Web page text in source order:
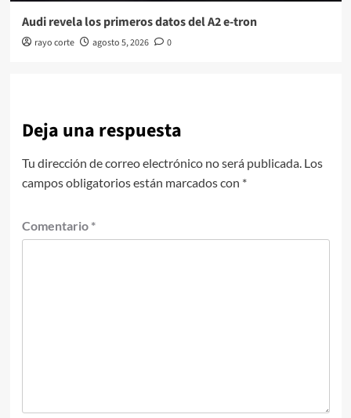
Audi revela los primeros datos del A2 e-tron
rayo corte agosto 5, 2026 0
Deja una respuesta
Tu dirección de correo electrónico no será publicada. Los
campos obligatorios están marcados con *
Comentario *